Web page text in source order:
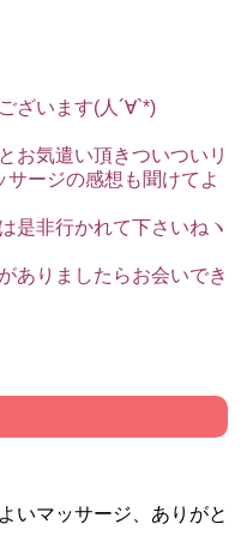
ざいます(人´∀`*)
お気遣い頂きついついリ
ージの感想も聞けてよ
是非行かれて下さいねヽ
ありましたらお会いでき
いマッサージ、ありがと